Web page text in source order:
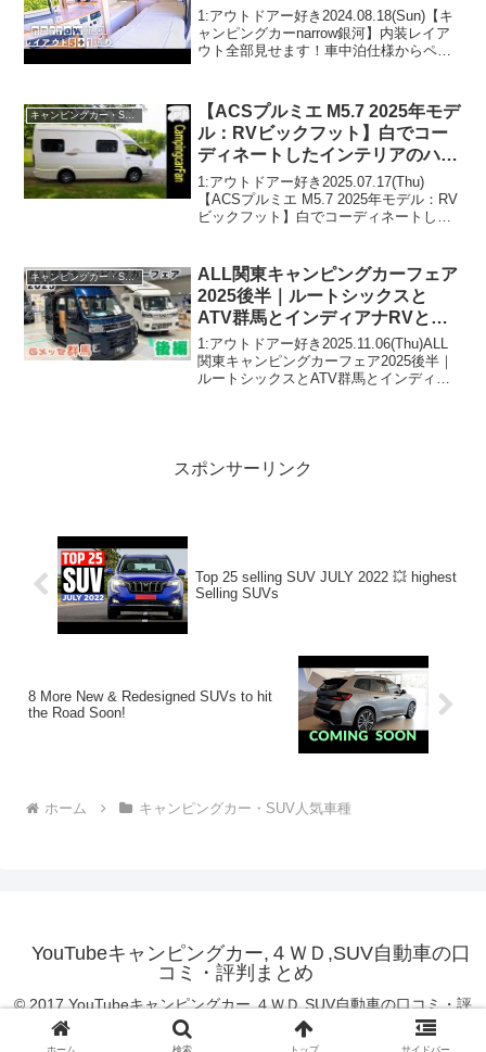
様まで展開だけで6パターンもあ
る✦narrow銀河の内装紹介✦
1:アウトドアー好き2024.08.18(Sun)【キ
ャンピングカーnarrow銀河】内装レイア
ウト全部見せます！車中泊仕様からペッ
題らしいぞ、見逃さないで！...
キャンピングカー・SUV人気車種
【ACSプルミエ M5.7 2025年モデ
ル：RVビックフット】白でコー
ディネートしたインテリアのハイ
エースキャブコン
1:アウトドアー好き2025.07.17(Thu)
【ACSプルミエ M5.7 2025年モデル：RV
ビックフット】白でコーディネートした
2:アウトドアー好き2025.0...
キャンピングカー・SUV人気車種
ALL関東キャンピングカーフェア
2025後半｜ルートシックスと
ATV群馬とインディアナRVとレ
クビィとADRIAとフィールドラ
イフとロータスRVとセキソーボ
ディとバンテックとティピーアウ
1:アウトドアー好き2025.11.06(Thu)ALL
関東キャンピングカーフェア2025後半｜
ルートシックスとATV群馬とインディア
スポンサーリンク
Top 25 selling SUV JULY 2022 💥 highest
Selling SUVs
8 More New & Redesigned SUVs to hit
the Road Soon!
ホーム キャンピングカー・SUV人気車種
YouTubeキャンピングカー,４ＷＤ,SUV自動車の口
コミ・評判まとめ
© 2017 YouTubeキャンピングカー,４ＷＤ,SUV自動車の口コミ・評
ホーム 検索 トップ サイドバー